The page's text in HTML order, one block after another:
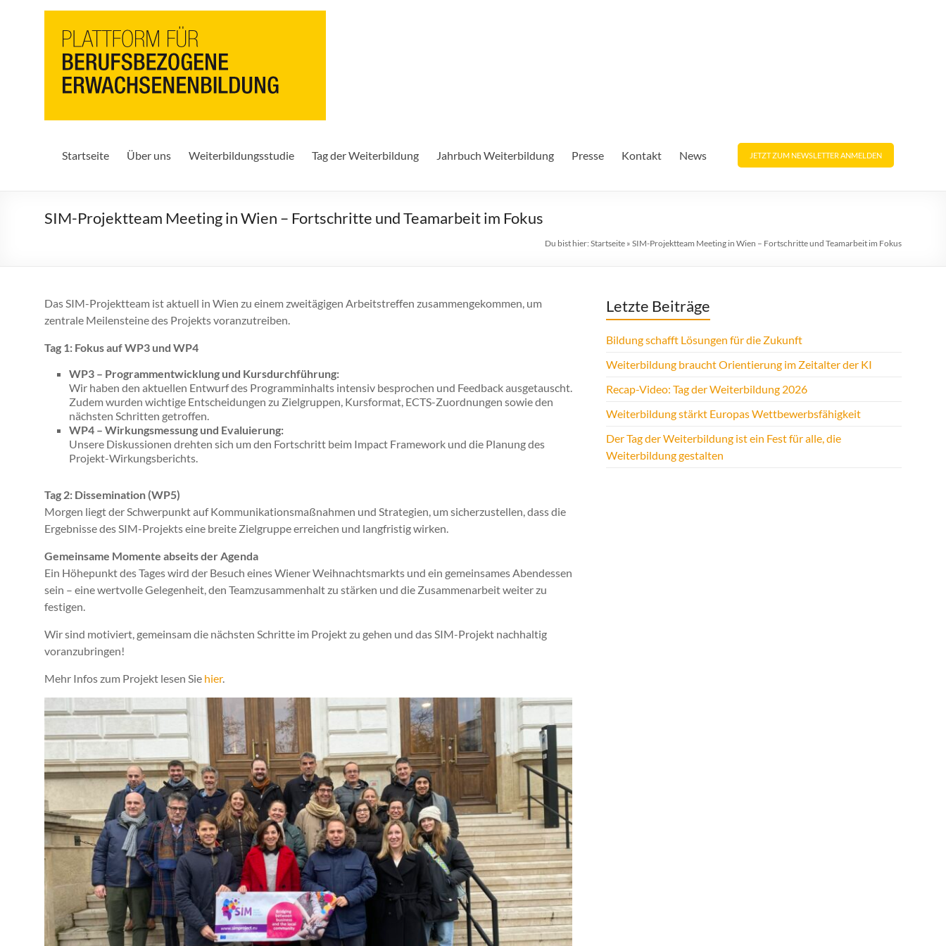
PbEB
Plattform
berufsbezogene
Startseite Über uns Weiterbildungsstudie Tag der Weiterbildung Jahrbuch Weiterbildung Presse Kontakt News JETZT ZUM NEWSLETTER ANMELDEN
SIM-Projektteam Meeting in Wien – Fortschritte und Teamarbeit im Fokus
Du bist hier: Startseite » SIM-Projektteam Meeting in Wien – Fortschritte und Teamarbeit im Fokus
Das SIM-Projektteam ist aktuell in Wien zu einem zweitägigen Arbeitstreffen zusammengekommen, um
zentrale Meilensteine des Projekts voranzutreiben.
Tag 1: Fokus auf WP3 und WP4
WP3 – Programmentwicklung und Kursdurchführung:
Wir haben den aktuellen Entwurf des Programminhalts intensiv besprochen und Feedback ausgetauscht.
Zudem wurden wichtige Entscheidungen zu Zielgruppen, Kursformat, ECTS-Zuordnungen sowie den
nächsten Schritten getroffen.
WP4 – Wirkungsmessung und Evaluierung:
Unsere Diskussionen drehten sich um den Fortschritt beim Impact Framework und die Planung des
Projekt-Wirkungsberichts.
Tag 2: Dissemination (WP5)
Morgen liegt der Schwerpunkt auf Kommunikationsmaßnahmen und Strategien, um sicherzustellen, dass die
Ergebnisse des SIM-Projekts eine breite Zielgruppe erreichen und langfristig wirken.
Gemeinsame Momente abseits der Agenda
Ein Höhepunkt des Tages wird der Besuch eines Wiener Weihnachtsmarkts und ein gemeinsames Abendessen
sein – eine wertvolle Gelegenheit, den Teamzusammenhalt zu stärken und die Zusammenarbeit weiter zu
festigen.
Wir sind motiviert, gemeinsam die nächsten Schritte im Projekt zu gehen und das SIM-Projekt nachhaltig
voranzubringen!
Mehr Infos zum Projekt lesen Sie hier.
Letzte Beiträge
Bildung schafft Lösungen für die Zukunft
Weiterbildung braucht Orientierung im Zeitalter der KI
Recap-Video: Tag der Weiterbildung 2026
Weiterbildung stärkt Europas Wettbewerbsfähigkeit
Der Tag der Weiterbildung ist ein Fest für alle, die
Weiterbildung gestalten